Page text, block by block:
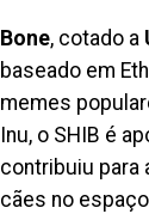
Bone, cotado a
baseado em
memes
Inu, o SHIB é
contribuiu para
cães no